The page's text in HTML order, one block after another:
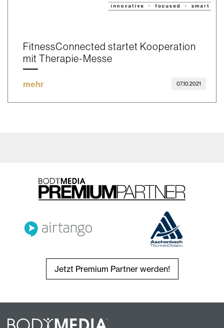
FitnessConnected startet Kooperation
mit Therapie-Messe
mehr 07.10.2021
Jetzt Premium Partner werden!